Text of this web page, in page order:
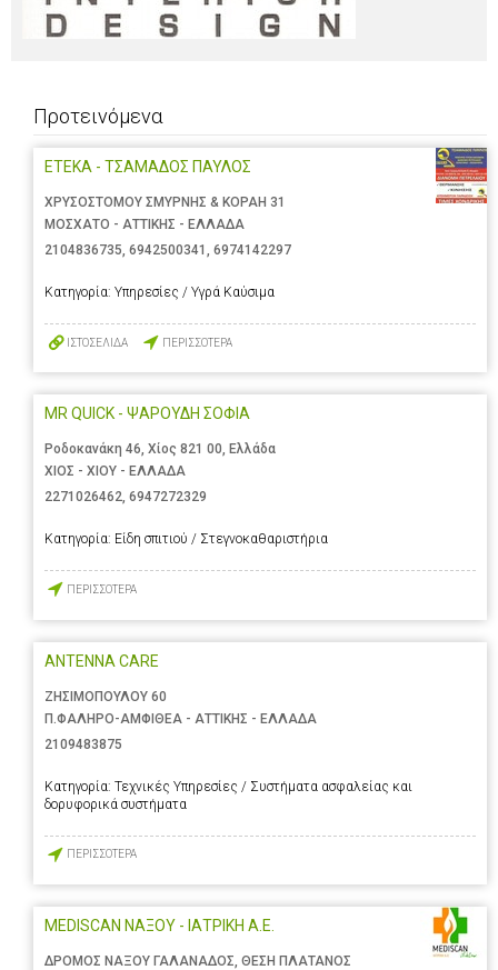
Προτεινόμενα
ΕΤΕΚΑ - ΤΣΑΜΑΔΟΣ ΠΑΥΛΟΣ
ΧΡΥΣΟΣΤΟΜΟΥ ΣΜΥΡΝΗΣ & ΚΟΡΑΗ 31
ΜΟΣΧΑΤΟ - ΑΤΤΙΚΗΣ - ΕΛΛΑΔΑ
2104836735, 6942500341 , 6974142297
Κατηγορία: Υπηρεσίες / Υγρά Καύσιμα
ΙΣΤΟΣΕΛΙΔΑ ΠΕΡΙΣΣΟΤΕΡΑ
MR QUICK - ΨΑΡΟΥΔΗ ΣΟΦΙΑ
Ροδοκανάκη 46, Χίος 821 00, Ελλάδα
ΧΙΟΣ - ΧΙΟΥ - ΕΛΛΑΔΑ
2271026462, 6947272329
Κατηγορία: Είδη σπιτιού / Στεγνοκαθαριστήρια
ΠΕΡΙΣΣΟΤΕΡΑ
ANTENNA CARE
ΖΗΣΙΜΟΠΟΥΛΟΥ 60
Π.ΦΑΛΗΡΟ-ΑΜΦΙΘΕΑ - ΑΤΤΙΚΗΣ - ΕΛΛΑΔΑ
2109483875
Κατηγορία: Τεχνικές Υπηρεσίες / Συστήματα ασφαλείας και
δορυφορικά συστήματα
ΠΕΡΙΣΣΟΤΕΡΑ
MEDISCAN ΝΑΞΟΥ - ΙΑΤΡΙΚΗ Α.Ε.
ΔΡΟΜΟΣ ΝΑΞΟΥ ΓΑΛΑΝΑΔΟΣ, ΘΕΣΗ ΠΛΑΤΑΝΟΣ